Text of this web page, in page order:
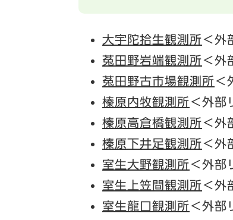
大宇陀拾生観測所＜外
菟田野岩端観測所＜外
菟田野古市場観測所＜
榛原内牧観測所＜外部
榛原高倉橋観測所＜外
榛原下井足観測所＜外
室生大野観測所＜外部
室生上笠間観測所＜外
室生龍口観測所＜外部